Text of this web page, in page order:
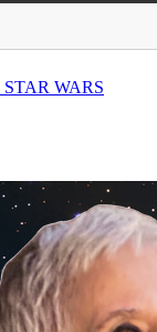
STAR WARS